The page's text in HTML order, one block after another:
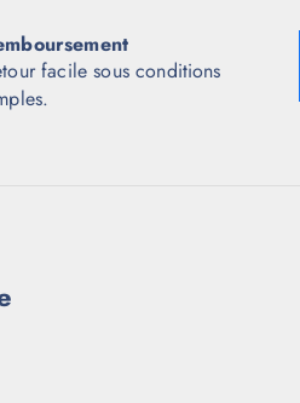
facile sous conditions